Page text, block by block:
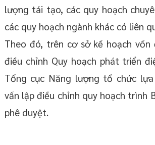
lượng tái tạo, các quy hoạch
các quy hoạch ngành khác có liên
Theo đó, trên cơ sở kế hoạch
điều chỉnh Quy hoạch phát triển
Tổng cục Năng lượng tổ chức
vấn lập điều chỉnh quy hoạch trình
phê duyệt.